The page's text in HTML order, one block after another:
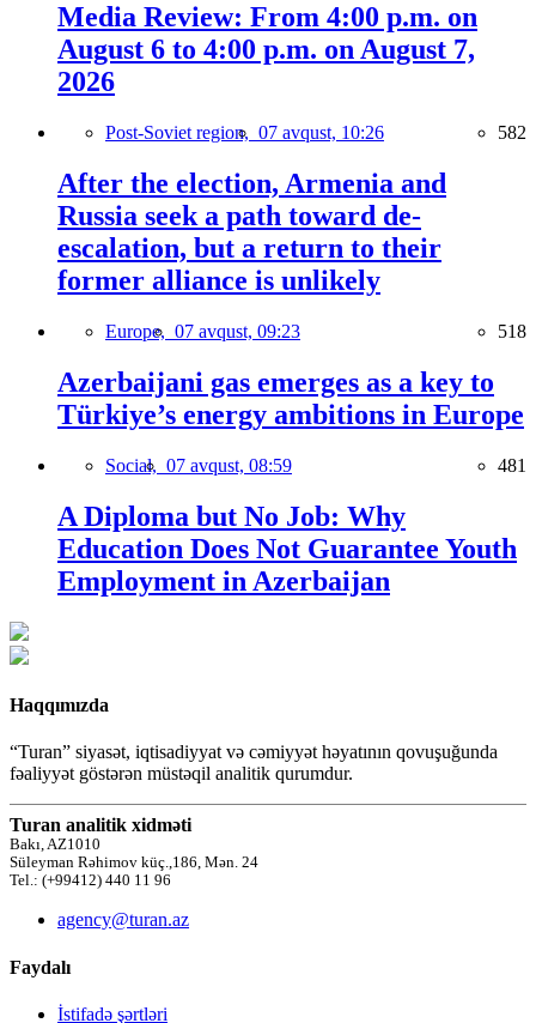
Media Review: From 4:00 p.m. on
August 6 to 4:00 p.m. on August 7,
2026
Post-Soviet region, 07 avqust, 10:26 582
After the election, Armenia and
Russia seek a path toward de-
escalation, but a return to their
former alliance is unlikely
Europe, 07 avqust, 09:23 518
Azerbaijani gas emerges as a key to
Türkiye’s energy ambitions in Europe
Social, 07 avqust, 08:59 481
A Diploma but No Job: Why
Education Does Not Guarantee Youth
Employment in Azerbaijan
Haqqımızda
“Turan” siyasət, iqtisadiyyat və cəmiyyət həyatının qovuşuğunda
fəaliyyət göstərən müstəqil analitik qurumdur.
Turan analitik xidməti
Bakı, AZ1010
Süleyman Rəhimov küç.,186, Mən. 24
Tel.: (+99412) 440 11 96
agency@turan.az
Faydalı
İstifadə şərtləri